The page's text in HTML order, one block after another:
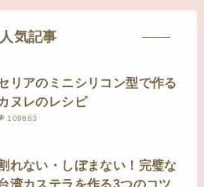
人気記事
リアのミニシリコン型で作る
ヌレのレシピ
109683
れない・しぼまない！完璧な
湾カステラを作る3つのコツ